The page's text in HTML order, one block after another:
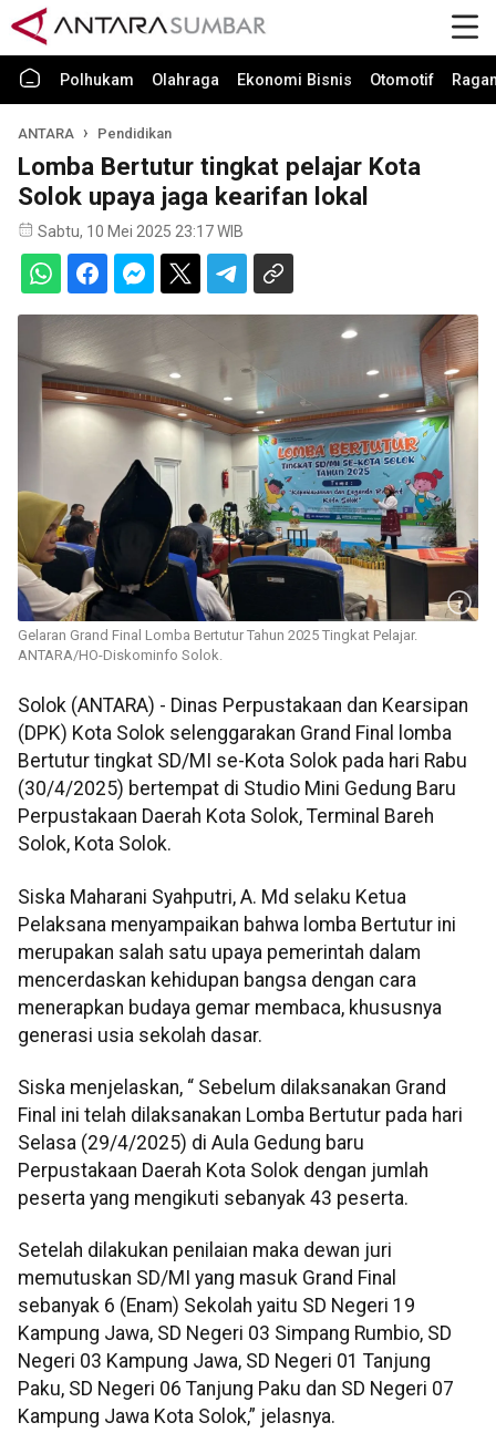
Polhukam Olahraga Ekonomi Bisnis Otomotif
ANTARA Pendidikan
Lomba Bertutur tingkat pelajar Kota
Solok upaya jaga kearifan lokal
Sabtu, 10 Mei 2025 23:17 WIB
Gelaran Grand Final Lomba Bertutur Tahun 2025 Tingkat Pelajar.
ANTARA/HO-Diskominfo Solok.
Solok (ANTARA) - Dinas Perpustakaan dan Kearsipan
(DPK) Kota Solok selenggarakan Grand Final lomba
Bertutur tingkat SD/MI se-Kota Solok pada hari Rabu
(30/4/2025) bertempat di Studio Mini Gedung Baru
Perpustakaan Daerah Kota Solok, Terminal Bareh
Solok, Kota Solok.
Siska Maharani Syahputri, A. Md selaku Ketua
Pelaksana menyampaikan bahwa lomba Bertutur ini
merupakan salah satu upaya pemerintah dalam
mencerdaskan kehidupan bangsa dengan cara
menerapkan budaya gemar membaca, khususnya
generasi usia sekolah dasar.
Siska menjelaskan, “ Sebelum dilaksanakan Grand
Final ini telah dilaksanakan Lomba Bertutur pada hari
Selasa (29/4/2025) di Aula Gedung baru
Perpustakaan Daerah Kota Solok dengan jumlah
peserta yang mengikuti sebanyak 43 peserta.
Setelah dilakukan penilaian maka dewan juri
memutuskan SD/MI yang masuk Grand Final
sebanyak 6 (Enam) Sekolah yaitu SD Negeri 19
Kampung Jawa, SD Negeri 03 Simpang Rumbio, SD
Negeri 03 Kampung Jawa, SD Negeri 01 Tanjung
Paku, SD Negeri 06 Tanjung Paku dan SD Negeri 07
Kampung Jawa Kota Solok,” jelasnya.